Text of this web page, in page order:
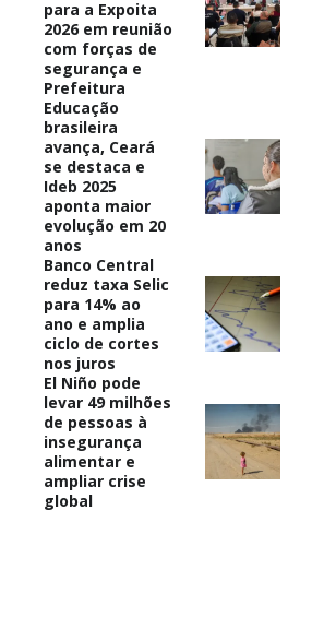
para a Expoita
2026 em reunião
com forças de
segurança e
Prefeitura
Educação
brasileira
avança, Ceará
se destaca e
Ideb 2025
aponta maior
evolução em 20
anos
Banco Central
reduz taxa Selic
para 14% ao
ano e amplia
ciclo de cortes
nos juros
El Niño pode
levar 49 milhões
de pessoas à
insegurança
alimentar e
ampliar crise
global